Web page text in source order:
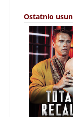
Ostatnio